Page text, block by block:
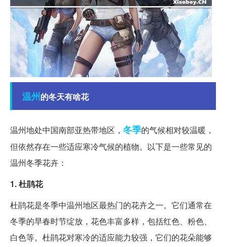
温州的冬天有啥花
温州地处中国南部亚热带地区， 冬季的气候相对较温暖，
但依然存在一些适应寒冷气候的植物。以下是一些常见的
温州冬季花卉：
1. 杜鹃花
杜鹃花是冬季中温州地区最热门的花卉之一。它们通常在
冬季的早春时节绽放，花色丰富多样，包括红色、粉色、
白色等。杜鹃花对寒冷的适应能力较强，它们的花朵能够